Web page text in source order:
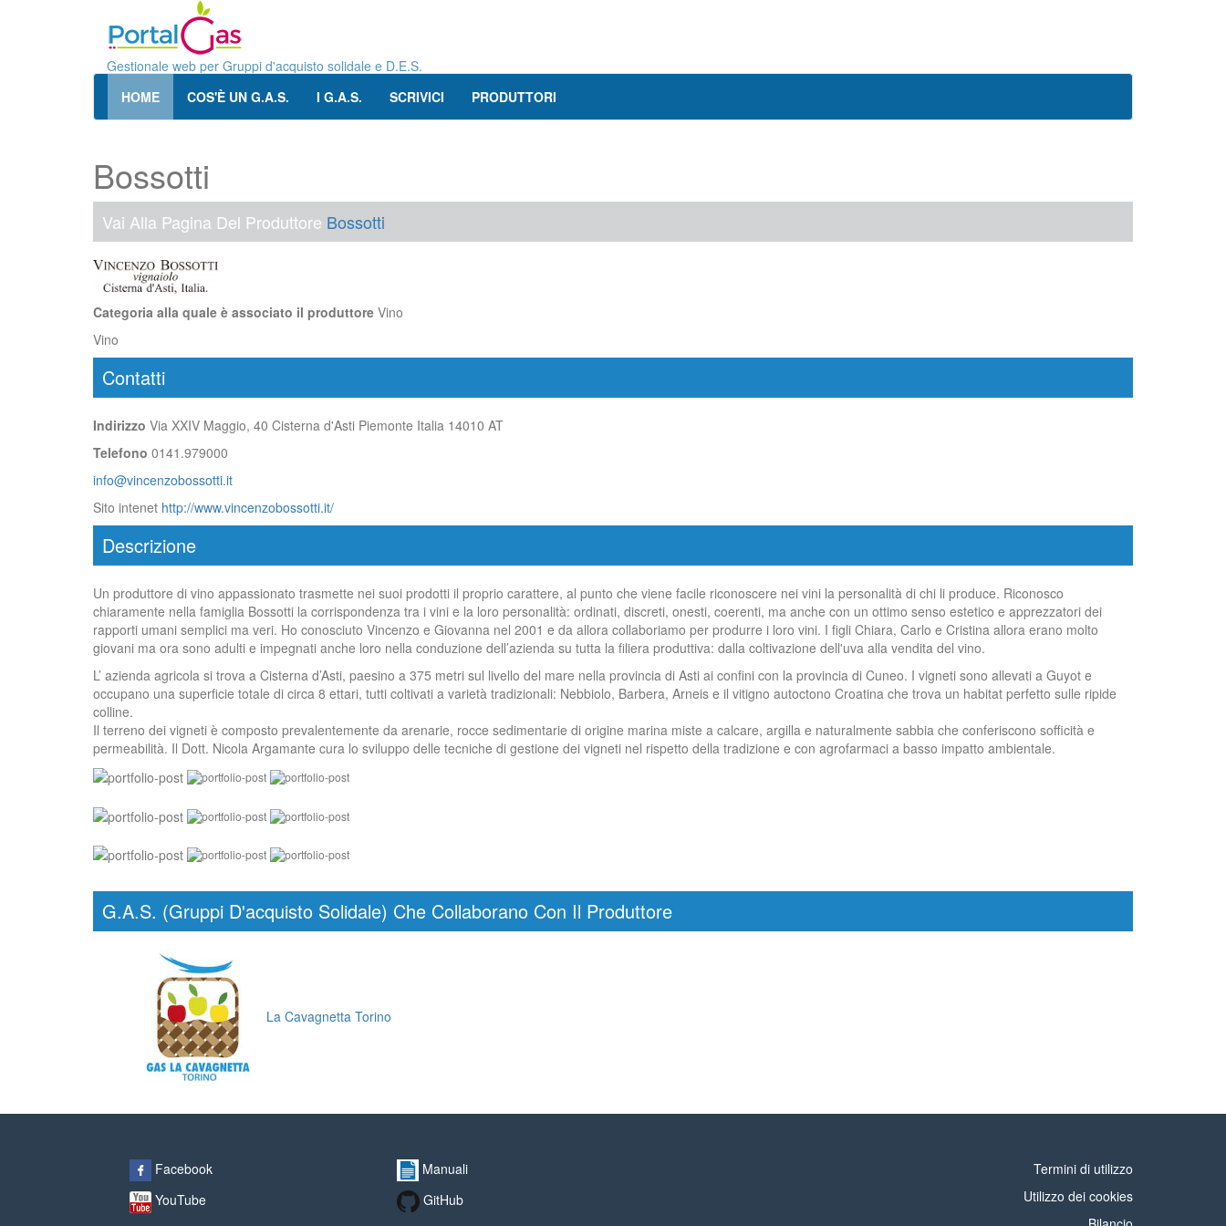
Gestionale web per Gruppi d'acquisto solidale e D.E.S.
HOME
COS'È UN G.A.S. I G.A.S. SCRIVICI PRODUTTORI
Bossotti
Vai Alla Pagina Del Produttore Bossotti
Categoria alla quale è associato il produttore Vino
Vino
Contatti
Indirizzo Via XXIV Maggio, 40 Cisterna d'Asti Piemonte Italia 14010 AT
Telefono 0141.979000
info@vincenzobossotti.it
Sito intenet http://www.vincenzobossotti.it/
Descrizione
Un produttore di vino appassionato trasmette nei suoi prodotti il proprio carattere, al punto che viene facile riconoscere nei vini la personalità di chi li produce. Riconosco
chiaramente nella famiglia Bossotti la corrispondenza tra i vini e la loro personalità: ordinati, discreti, onesti, coerenti, ma anche con un ottimo senso estetico e apprezzatori dei
rapporti umani semplici ma veri. Ho conosciuto Vincenzo e Giovanna nel 2001 e da allora collaboriamo per produrre i loro vini. I figli Chiara, Carlo e Cristina allora erano molto
giovani ma ora sono adulti e impegnati anche loro nella conduzione dell’azienda su tutta la filiera produttiva: dalla coltivazione dell'uva alla vendita del vino.
L’ azienda agricola si trova a Cisterna d’Asti, paesino a 375 metri sul livello del mare nella provincia di Asti ai confini con la provincia di Cuneo. I vigneti sono allevati a Guyot e
occupano una superficie totale di circa 8 ettari, tutti coltivati a varietà tradizionali: Nebbiolo, Barbera, Arneis e il vitigno autoctono Croatina che trova un habitat perfetto sulle ripide
colline.
Il terreno dei vigneti è composto prevalentemente da arenarie, rocce sedimentarie di origine marina miste a calcare, argilla e naturalmente sabbia che conferiscono sofficità e
permeabilità. Il Dott. Nicola Argamante cura lo sviluppo delle tecniche di gestione dei vigneti nel rispetto della tradizione e con agrofarmaci a basso impatto ambientale.
G.A.S. (Gruppi D'acquisto Solidale) Che Collaborano Con Il Produttore
La Cavagnetta Torino
Facebook
YouTube
Manuali
GitHub
Termini di utilizzo
Utilizzo dei cookies